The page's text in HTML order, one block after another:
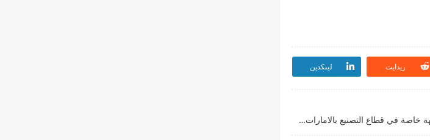
ريدايت لينكدين
وظائف شاغرة في جهة خاصة في قطاع التصنيع بالامارات تعلن عن توفر وظائف في عدة تخصصات